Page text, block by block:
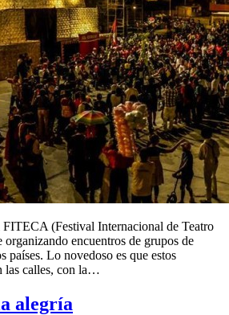
(Festival Internacional de Teatro
encuentros de grupos de
países. Lo novedoso es que estos
las calles, con la…
alegría